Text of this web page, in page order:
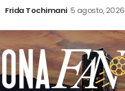
Frida Tochimani 5 agosto, 2026